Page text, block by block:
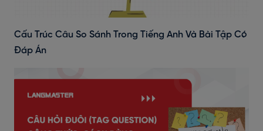
Cấu Trúc Câu So Sánh Trong Tiếng Anh Và Bài Tập Có
Đáp Án